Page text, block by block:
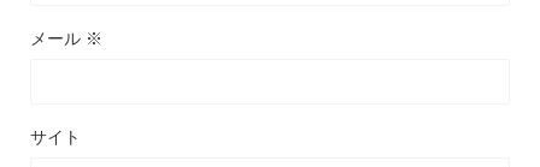
メール ※
サイト